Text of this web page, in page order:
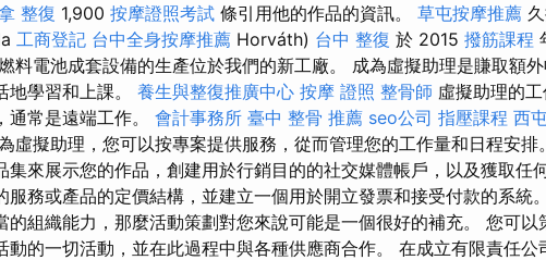
整復 1,900 按摩證照考試 條引用他的作品的資訊。 草屯按摩推薦
工商登記 台中全身按摩推薦 Horváth) 台中 整復 於 2015 撥筋課程
料電池成套設備的生產位於我們的新工廠。 成為虛擬助理是賺取額
地學習和上課。 養生與整復推廣中心 按摩 證照 整骨師 虛擬助理的
通常是遠端工作。 會計事務所 臺中 整骨 推薦 seo公司 指壓課程 西
虛擬助理，您可以按專案提供服務，從而管理您的工作量和日程安
集來展示您的作品，創建用於行銷目的的社交媒體帳戶，以及獲取任
服務或產品的定價結構，並建立一個用於開立發票和接受付款的系統
的組織能力，那麼活動策劃對您來說可能是一個很好的補充。 您可以
動的一切活動，並在此過程中與各種供應商合作。 在成立有限責任公